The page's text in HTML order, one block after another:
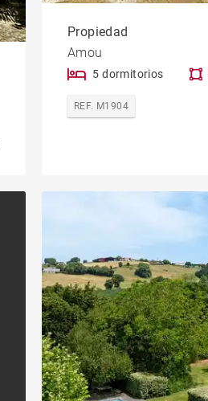
Propiedad
Amou
5 dormitorios
REF. M1904